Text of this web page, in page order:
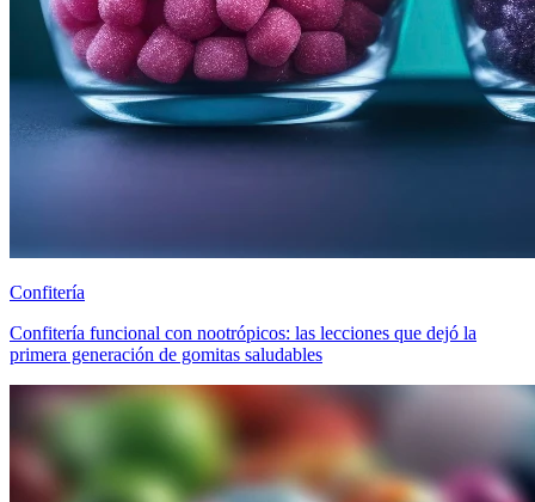
Confitería
Confitería funcional con nootrópicos: las lecciones que dejó la
primera generación de gomitas saludables